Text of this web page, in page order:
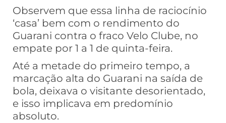
Observem que essa linha de raciocínio
‘casa’ bem com o rendimento do
Guarani contra o fraco Velo Clube, no
empate por 1 a 1 de quinta-feira.
Até a metade do primeiro tempo, a
marcação alta do Guarani na saída de
bola, deixava o visitante desorientado,
e isso implicava em predomínio
absoluto.